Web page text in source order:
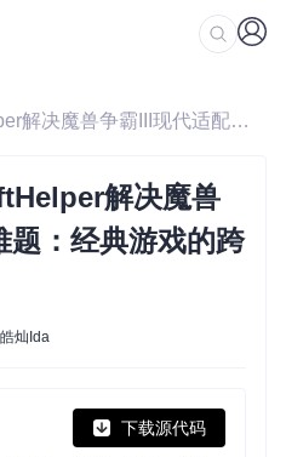
/ 如何通过WarcraftHelper解决魔兽争霸III现代适配难题：经典游戏的跨时代优化方案
解决魔兽
题：经典游戏的跨
灿Ida
下载源代码